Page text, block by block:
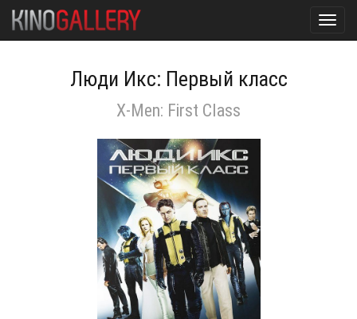
Люди Икс: Первый класс
X-Men: First Class